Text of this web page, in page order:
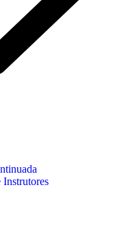
Instrutores